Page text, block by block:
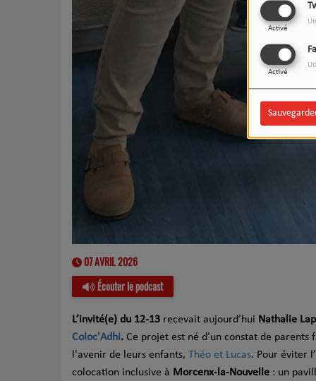
Activé
Activé
07 AVRIL 2026
Écouter le podcast
L’invité(e) du 12-13 recevait aujourd’hui Nathalie
Coloc'Adhi. Ce projet est né d’un constat de
l'avenir de leurs enfants, Théo et Lucas. Pour éviter
colocation inclusive à Morcenx-la-Nouvelle : un